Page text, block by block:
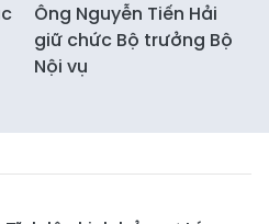
Ông Nguyễn Tiến Hải
giữ chức Bộ trưởng Bộ
Nội vụ